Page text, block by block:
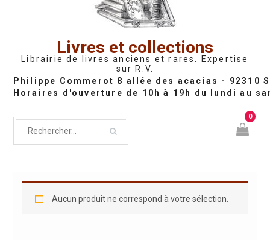
Livres et collections
Librairie de livres anciens et rares. Expertise
sur R.V.
0
Aucun produit ne correspond à votre sélection.